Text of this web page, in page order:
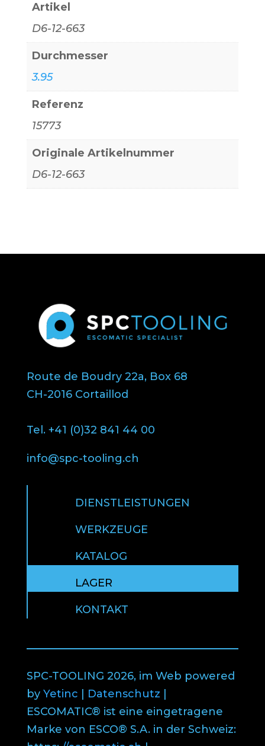
Artikel
D6-12-663
Durchmesser
3.95
Referenz
15773
Originale Artikelnummer
D6-12-663
Route de Boudry 22a, Box 68
CH-2016 Cortaillod
Tel. +41 (0)32 841 44 00
info@spc-tooling.ch
DIENSTLEISTUNGEN
WERKZEUGE
KATALOG
LAGER
KONTAKT
SPC-TOOLING 2026, im Web powered
by Yetinc | Datenschutz |
ESCOMATIC® ist eine eingetragene
Marke von ESCO® S.A. in der Schweiz: